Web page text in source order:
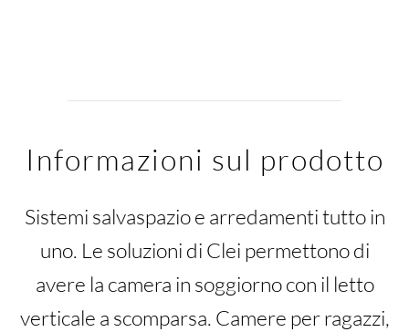
Informazioni sul prodotto
Sistemi salvaspazio e arredamenti tutto in
uno. Le soluzioni di Clei permettono di
avere la camera in soggiorno con il letto
verticale a scomparsa. Camere per ragazzi,